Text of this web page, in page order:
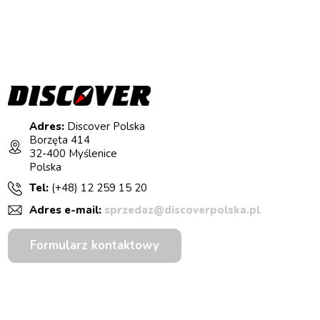
Adres: Discover Polska
Borzęta 414
32-400 Myślenice
Polska
Tel: (+48) 12 259 15 20
Adres e-mail: sprzedaz@discoverpolska.pl
Formularz kontaktowy